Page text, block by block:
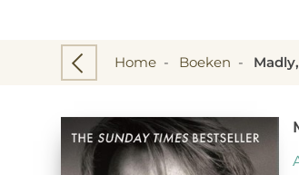
Home - Boeken -